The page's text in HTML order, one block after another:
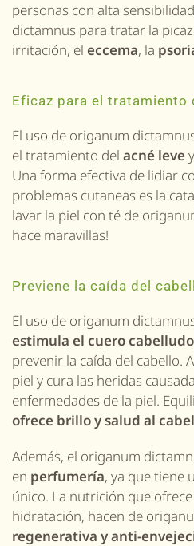
personas con alta
dictamnus para tratar la
irritación, el eccema, la
Eficaz para el tratamiento
El uso de origanum
el tratamiento del acné leve
Una forma efectiva de lidiar
problemas cutaneas es la
lavar la piel con té de
hace maravillas!
Previene la caída del
El uso de origanum
estimula el cuero cabelludo
prevenir la caída del cabello.
piel y cura las heridas
enfermedades de la piel.
ofrece brillo y salud al
Además, el origanum
en perfumería, ya que tiene
único. La nutrición que
hidratación, hacen de
regenerativa y anti-